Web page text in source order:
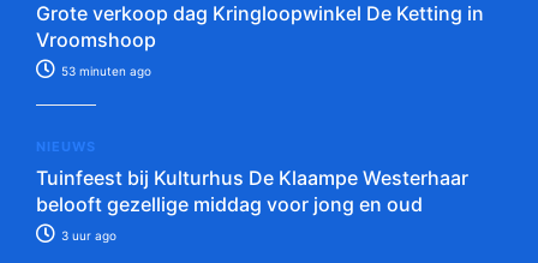
Grote verkoop dag Kringloopwinkel De Ketting in
Vroomshoop
53 minuten ago
NIEUWS
Tuinfeest bij Kulturhus De Klaampe Westerhaar
belooft gezellige middag voor jong en oud
3 uur ago